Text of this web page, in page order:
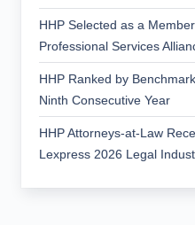
HHP Selected as a
Professional Services
HHP Ranked by
Ninth Consecutive Year
HHP Attorneys-at-Law
Lexpress 2026 Legal